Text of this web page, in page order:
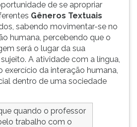
de se apropriar
Gêneros Textuais
sabendo movimentar-se no
humana, percebendo que o
será o lugar da sua
A atividade com a língua,
exercício da interação humana,
dentro de uma sociedade
quando o professor
trabalho com o